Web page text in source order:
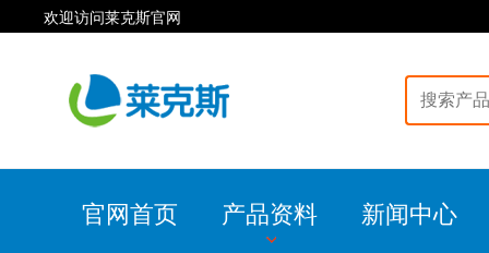
欢迎访问莱克斯官网
官网首页 产品资料 新闻中心